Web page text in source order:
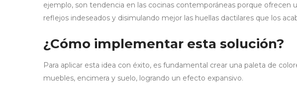
ejemplo, son tendencia en las cocinas contemporáneas porque ofrecen
reflejos indeseados y disimulando mejor las huellas dactilares que los
¿Cómo implementar esta solución?
Para aplicar esta idea con éxito, es fundamental crear una paleta de
muebles, encimera y suelo, logrando un efecto expansivo.